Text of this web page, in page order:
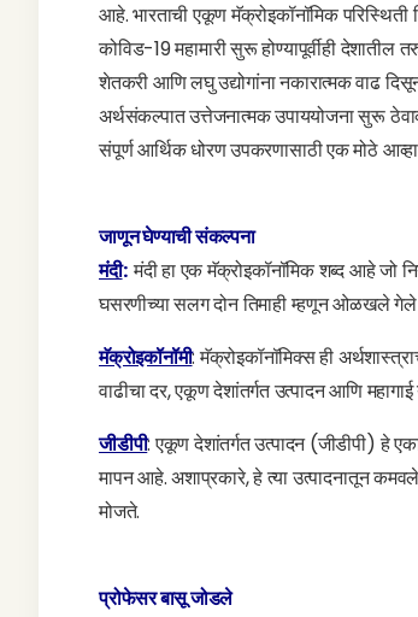
आहे. भारताची एकूण मॅक्रोइकॉनॉमिक
कोविड-19 महामारी सुरू होण्यापूर्वीही देशातील
शेतकरी आणि लघु उद्योगांना नकारात्मक वाढ
अर्थसंकल्पात उत्तेजनात्मक उपाययोजना सुरू
संपूर्ण आर्थिक धोरण उपकरणासाठी एक मोठे
जाणून घेण्याची संकल्पना
मंदी:मंदी हा एक मॅक्रोइकॉनॉमिक शब्द आहे जो
घसरणीच्या सलग दोन तिमाही म्हणून ओळखले गेले
मॅक्रोइकॉनॉमी: मॅक्रोइकॉनॉमिक्स ही
वाढीचा दर, एकूण देशांतर्गत उत्पादन आणि
जीडीपी: एकूण देशांतर्गत उत्पादन (जीडीपी) हे
मापन आहे. अशाप्रकारे, हे त्या उत्पादनातून
मोजते.
प्रोफेसर बासू जोडले